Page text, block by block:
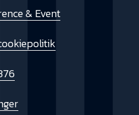
& Event